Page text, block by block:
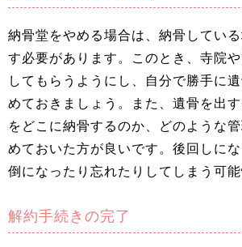
納骨堂をやめる場合は、納骨してい
す必要があります。このとき、寺院
してもらうようにし、自分で勝手に
めておきましょう。また、遺骨を出
をどこに納骨するのか、どのような
めておいた方が良いです。後回しに
倒になったり忘れたりしてしまう可能
解約手続きの完了